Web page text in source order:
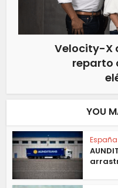
Velocity-X
reparto
YOU
España